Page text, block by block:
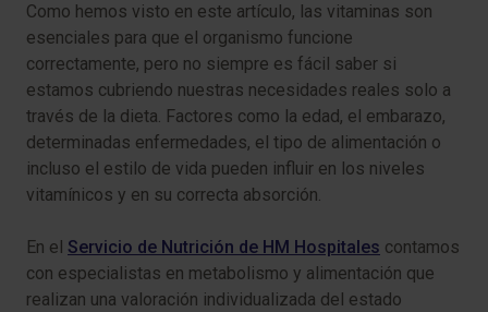
Como hemos visto en este artículo, las vitaminas son
esenciales para que el organismo funcione
correctamente, pero no siempre es fácil saber si
estamos cubriendo nuestras necesidades reales solo a
través de la dieta. Factores como la edad, el embarazo,
determinadas enfermedades, el tipo de alimentación o
incluso el estilo de vida pueden influir en los niveles
vitamínicos y en su correcta absorción.
En el Servicio de Nutrición de HM Hospitales contamos
con especialistas en metabolismo y alimentación que
realizan una valoración individualizada del estado